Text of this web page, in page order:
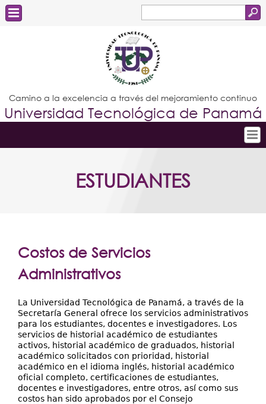
de
búsqueda
Estudiantes
Docentes
Administrativos
Graduados
Camino a la excelencia a través del mejoramiento continuo
Universidad Tecnológica de Panamá
Conoce la UTP
Postgrados
Centros Regionales
Servicios
Internacional
Transparencia
ESTUDIANTES
Costos de Servicios
Administrativos
La Universidad Tecnológica de Panamá, a través de la
Secretaría General ofrece los servicios administrativos
para los estudiantes, docentes e investigadores. Los
servicios de historial académico de estudiantes
activos, historial académico de graduados, historial
académico solicitados con prioridad, historial
académico en el idioma inglés, historial académico
oficial completo, certificaciones de estudiantes,
docentes e investigadores, entre otros, así como sus
costos han sido aprobados por el Consejo